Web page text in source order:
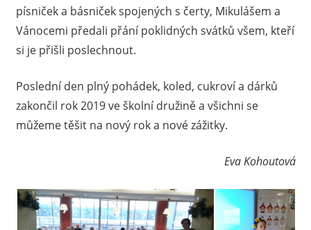
písniček a básniček spojených s čerty, Mikulášem a
Vánocemi předali přání poklidných svátků všem, kteří
si je přišli poslechnout.
Poslední den plný pohádek, koled, cukroví a dárků
zakončil rok 2019 ve školní družině a všichni se
můžeme těšit na nový rok a nové zážitky.
Eva Kohoutová